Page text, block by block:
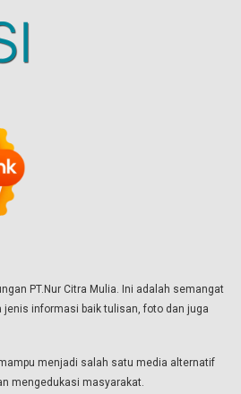
PT.Nur Citra Mulia. Ini adalah semangat
jenis informasi baik tulisan, foto dan juga
menjadi salah satu media alternatif
mengedukasi masyarakat.